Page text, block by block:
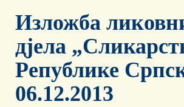
Изложба
дјела
Републике
06.12.2013